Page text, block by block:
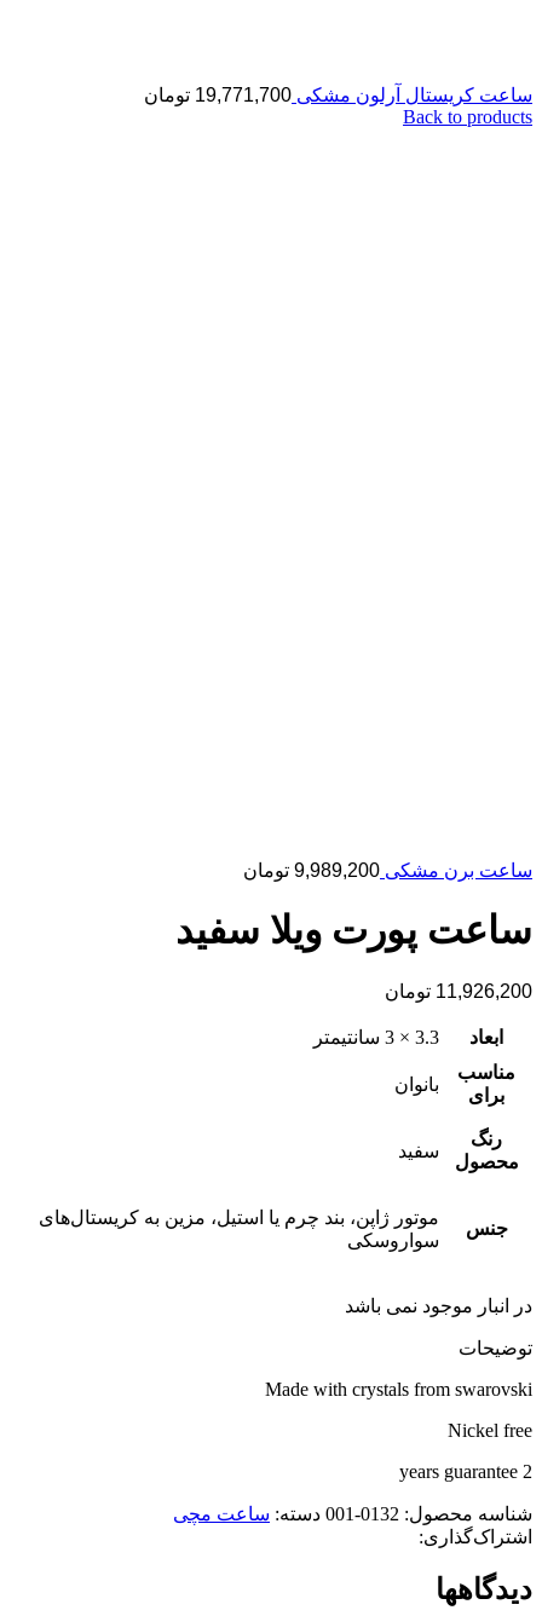
ساعت کریستال آرلون مشکی 19,771,700 تومان
Back to products
ساعت برن مشکی 9,989,200 تومان
ساعت پورت ویلا سفید
11,926,200 تومان
ابعاد
3.3 × 3 سانتیمتر
مناسب
برای
بانوان
رنگ
محصول
سفید
جنس
موتور ژاپن، بند چرم یا استیل، مزین به کریستال‌های
سواروسکی
در انبار موجود نمی باشد
توضیحات
Made with crystals from swarovski
Nickel free
2 years guarantee
شناسه محصول: 0132-001 دسته: ساعت مچی
اشتراک‌گذاری:
دیدگاهها